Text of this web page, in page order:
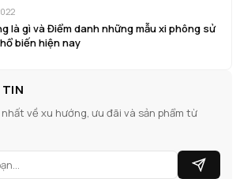
là gì và Điểm danh những mẫu xi phông sử
biến hiện nay
về xu hướng, ưu đãi và sản phẩm từ